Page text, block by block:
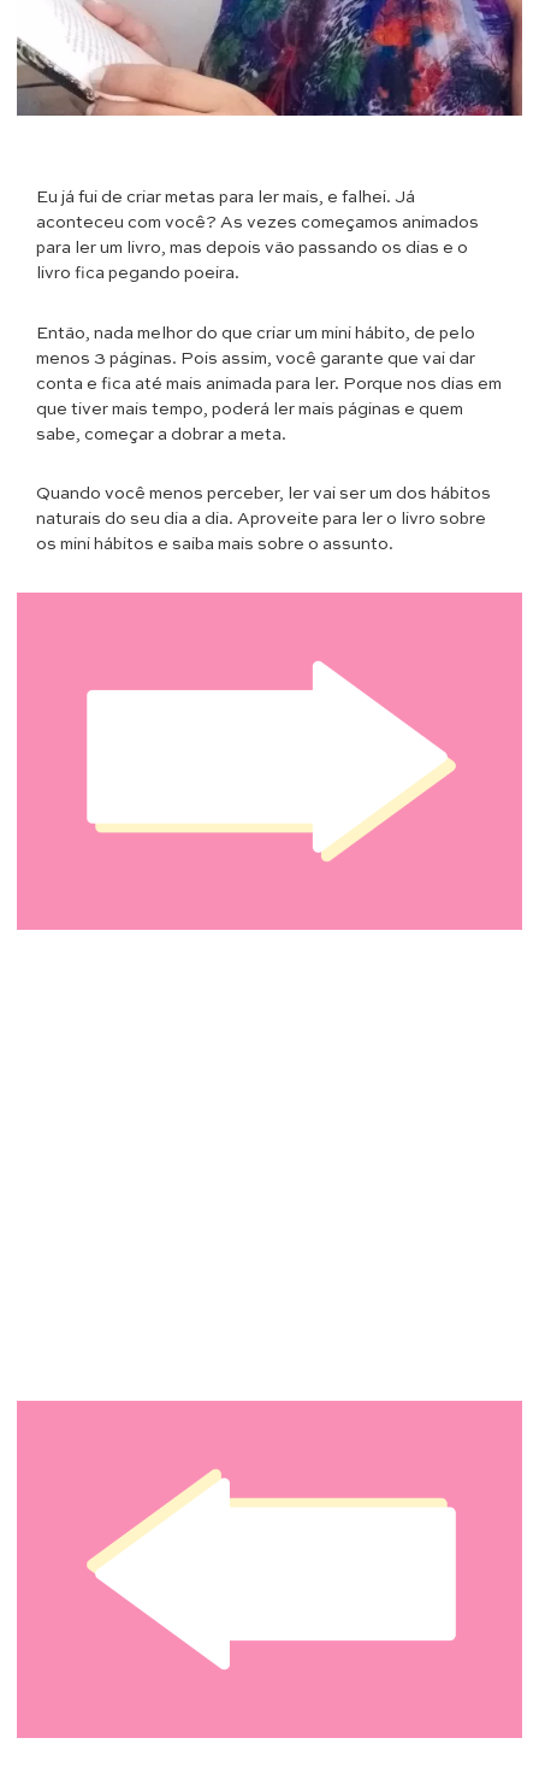
Eu já fui de criar metas para ler mais, e falhei. Já
aconteceu com você? As vezes começamos animados
para ler um livro, mas depois vão passando os dias e o
livro fica pegando poeira.
Então, nada melhor do que criar um mini hábito, de pelo
menos 3 páginas. Pois assim, você garante que vai dar
conta e fica até mais animada para ler. Porque nos dias em
que tiver mais tempo, poderá ler mais páginas e quem
sabe, começar a dobrar a meta.
Quando você menos perceber, ler vai ser um dos hábitos
naturais do seu dia a dia. Aproveite para ler o livro sobre
os mini hábitos e saiba mais sobre o assunto.